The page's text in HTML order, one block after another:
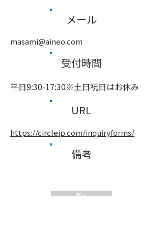
メール
masami@aineo.com
受付時間
平日9:30-17:30※土日祝日はお休み
URL
https://circleip.com/inquiryforms/
備考
前へ